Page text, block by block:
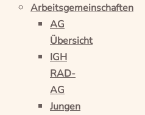
Arbeitsgemeinschaften
AG
Übersicht
IGH
RAD-
AG
Jungen